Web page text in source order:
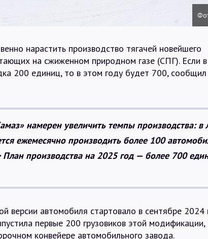
нарастить производство тягачей новейшего
на сжиженном природном газе (СПГ). Если
200 единиц, то в этом году будет 700, сообщил
намерен увеличить темпы производства: в
ежемесячно производить более 100
производства на 2025 год — более 700
версии автомобиля стартовало в сентябре 2024
первые 200 грузовиков этой модификации,
конвейере автомобильного завода.